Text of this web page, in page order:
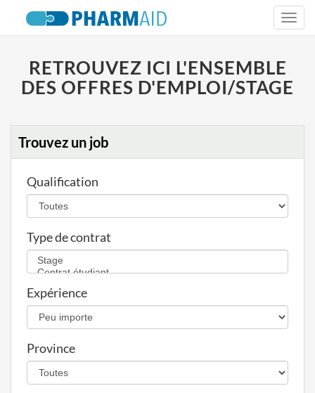
RETROUVEZ ICI L'ENSEMBLE
DES OFFRES D'EMPLOI/STAGE
Trouvez un job
Qualification
Type de contrat
Expérience
Province